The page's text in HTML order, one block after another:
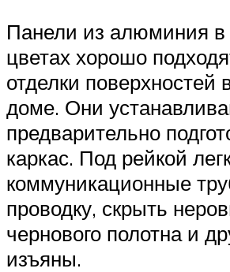
Панели из алюминия в
цветах хорошо
отделки поверхностей
доме. Они
предварительно
каркас. Под рейкой
коммуникационные
проводку, скрыть
чернового полотна и
изъяны.